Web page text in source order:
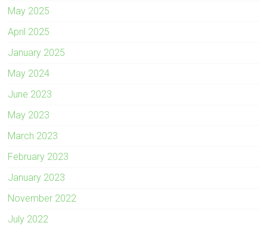
May 2025
April 2025
January 2025
May 2024
June 2023
May 2023
March 2023
February 2023
January 2023
November 2022
July 2022